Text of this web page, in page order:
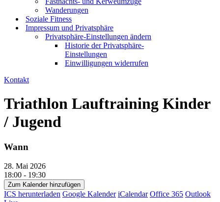
Wanderungen
Soziale Fitness
Impressum und Privatsphäre
Privatsphäre-Einstellungen ändern
Historie der Privatsphäre-
Einstellungen
Einwilligungen widerrufen
Kontakt
Triathlon Lauftraining Kinder
/ Jugend
Wann
28. Mai 2026
18:00 - 19:30
Zum Kalender hinzufügen
ICS herunterladen Google Kalender iCalendar Office 365 Outlook